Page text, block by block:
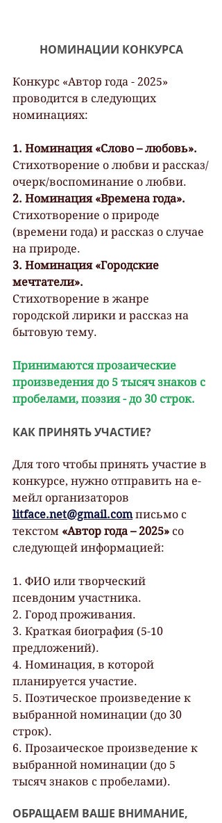
НОМИНАЦИИ КОНКУРСА
Конкурс «Автор года - 2025»
проводится в следующих
номинациях:
1. Номинация «Слово – любовь».
Стихотворение о любви и рассказ/
очерк/воспоминание о любви.
2. Номинация «Времена года».
Стихотворение о природе
(времени года) и рассказ о случае
на природе.
3. Номинация «Городские
мечтатели».
Стихотворение в жанре
городской лирики и рассказ на
бытовую тему.
Принимаются прозаические
произведения до 5 тысяч знаков с
пробелами, поэзия - до 30 строк.
КАК ПРИНЯТЬ УЧАСТИЕ?
Для того чтобы принять участие в
конкурсе, нужно отправить на е-
мейл организаторов
litface.net@gmail.com письмо с
текстом «Автор года – 2025» со
следующей информацией:
1. ФИО или творческий
псевдоним участника.
2. Город проживания.
3. Краткая биография (5-10
предложений).
4. Номинация, в которой
планируется участие.
5. Поэтическое произведение к
выбранной номинации (до 30
строк).
6. Прозаическое произведение к
выбранной номинации (до 5
тысяч знаков с пробелами).
ОБРАЩАЕМ ВАШЕ ВНИМАНИЕ,